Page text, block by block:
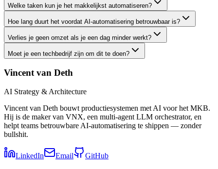
Welke taken kun je het makkelijkst automatiseren?
Hoe lang duurt het voordat AI-automatisering betrouwbaar is?
Verlies je geen omzet als je een dag minder werkt?
Moet je een techbedrijf zijn om dit te doen?
Vincent van Deth
AI Strategy & Architecture
Vincent van Deth bouwt productiesystemen met AI voor het MKB.
Hij is de maker van VNX, een multi-agent LLM orchestrator, en
helpt teams betrouwbare AI-automatisering te shippen — zonder
bullshit.
LinkedIn Email GitHub